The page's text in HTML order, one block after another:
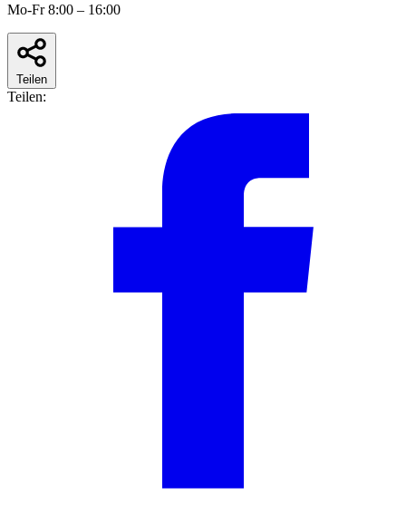
Mo-Fr 8:00 – 16:00
Teilen
Teilen: